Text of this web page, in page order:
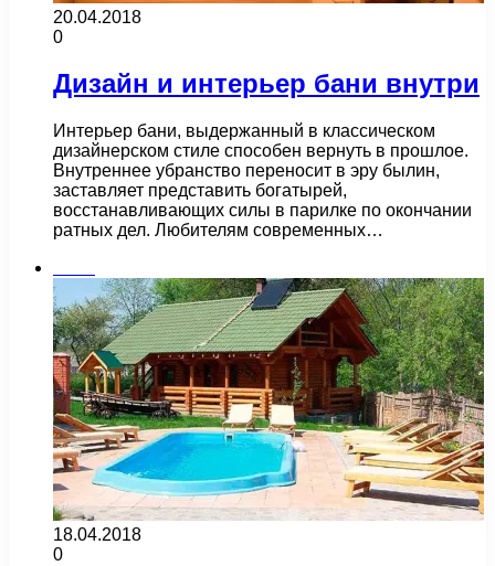
20.04.2018
0
Дизайн и интерьер бани внутри
Интерьер бани, выдержанный в классическом
дизайнерском стиле способен вернуть в прошлое.
Внутреннее убранство переносит в эру былин,
заставляет представить богатырей,
восстанавливающих силы в парилке по окончании
ратных дел. Любителям современных…
18.04.2018
0